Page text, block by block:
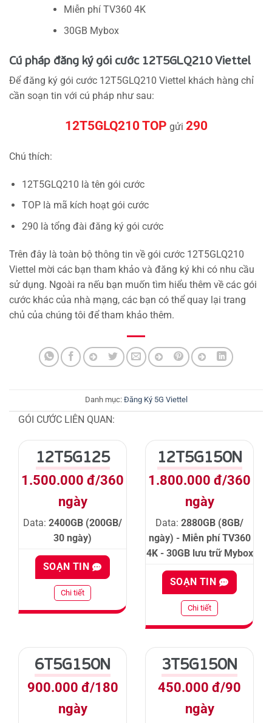
Miễn phí TV360 4K
30GB Mybox
Cú pháp đăng ký gói cước 12T5GLQ210 Viettel
Để đăng ký gói cước 12T5GLQ210 Viettel khách hàng chỉ
cần soạn tin với cú pháp như sau:
12T5GLQ210 TOP gửi 290
Chú thích:
12T5GLQ210 là tên gói cước
TOP là mã kích hoạt gói cước
290 là tổng đài đăng ký gói cước
Trên đây là toàn bộ thông tin về gói cước 12T5GLQ210
Viettel mời các bạn tham khảo và đăng ký khi có nhu cầu
sử dụng. Ngoài ra nếu bạn muốn tìm hiểu thêm về các gói
cước khác của nhà mạng, các bạn có thể quay lại trang
chủ của chúng tôi để tham khảo thêm.
Danh mục: Đăng Ký 5G Viettel
GÓI CƯỚC LIÊN QUAN:
12T5G125
1.500.000 đ/360
ngày
Data: 2400GB (200GB/
30 ngày)
SOẠN TIN
Chi tiết
12T5G150N
1.800.000 đ/360
ngày
Data: 2880GB (8GB/
ngày) - Miễn phí TV360
4K - 30GB lưu trữ Mybox
SOẠN TIN
Chi tiết
6T5G150N
900.000 đ/180
ngày
3T5G150N
450.000 đ/90
ngày